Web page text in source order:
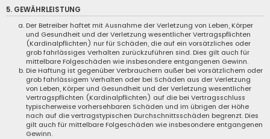
5. GEWÄHRLEISTUNG
Der Betreiber haftet mit Ausnahme der Verletzung von Leben, Körper
und Gesundheit und der Verletzung wesentlicher Vertragspflichten
(Kardinalpflichten) nur für Schäden, die auf ein vorsätzliches oder
grob fahrlässiges Verhalten zurückzuführen sind. Dies gilt auch für
mittelbare Folgeschäden wie insbesondere entgangenen Gewinn.
Die Haftung ist gegenüber Verbrauchern außer bei vorsätzlichem oder
grob fahrlässigem Verhalten oder bei Schäden aus der Verletzung
von Leben, Körper und Gesundheit und der Verletzung wesentlicher
Vertragspflichten (Kardinalpflichten) auf die bei Vertragsschluss
typischerweise vorhersehbaren Schäden und im übrigen der Höhe
nach auf die vertragstypischen Durchschnittsschäden begrenzt. Dies
gilt auch für mittelbare Folgeschäden wie insbesondere entgangenen
Gewinn.